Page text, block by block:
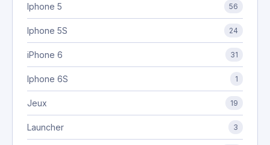
Iphone 5 56
Iphone 5S 24
iPhone 6 31
Iphone 6S 1
Jeux 19
Launcher 3